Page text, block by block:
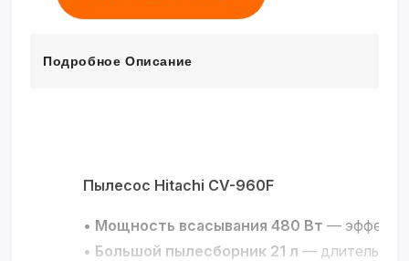
Подробное Описание
Пылесос Hitachi CV-960F
• Мощность всасывания 480 Вт —
• Большой пылесборник 21 л — длительная